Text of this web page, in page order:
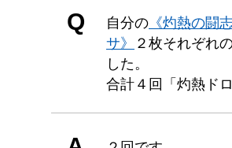
Q 自分の 《灼熱の闘
サ》
２枚それぞれ
した。
合計４回「灼熱ド